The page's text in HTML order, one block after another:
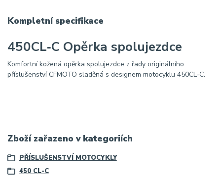
Kompletní specifikace
450CL‑C Opěrka spolujezdce
Komfortní kožená opěrka spolujezdce z řady originálního
příslušenství CFMOTO sladěná s designem motocyklu 450CL‑C.
Zboží zařazeno v kategoriích
PŘÍSLUŠENSTVÍ MOTOCYKLY
450 CL-C